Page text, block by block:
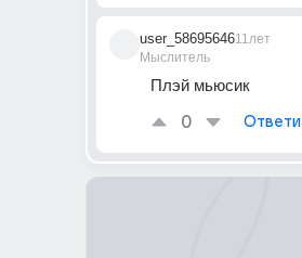
user_58695646
Мыслитель
11лет
Плэй мьюсик
0